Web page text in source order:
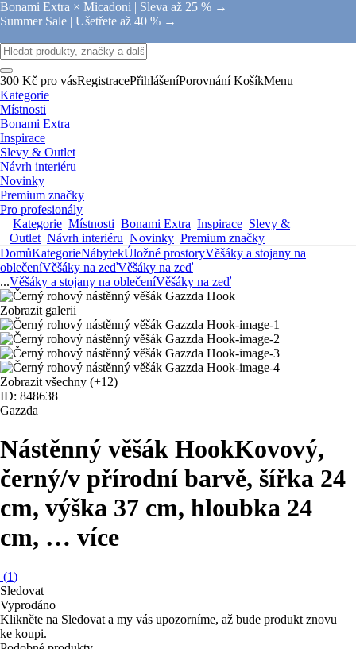
Bonami Extra × Micadoni | Sleva až 25 % →
Summer Sale | Ušetřete až 40 % →
300 Kč pro vásRegistracePřihlášeníPorovnání KošíkMenu
Kategorie
Místnosti
Bonami Extra
Inspirace
Slevy & Outlet
Návrh interiéru
Novinky
Premium značky
Pro profesionály
Kategorie Místnosti Bonami Extra Inspirace Slevy &
Outlet Návrh interiéru Novinky Premium značky
DomůKategorieNábytekÚložné prostoryVěšáky a stojany na
oblečeníVěšáky na zeďVěšáky na zeď
...Věšáky a stojany na oblečeníVěšáky na zeď
Zobrazit galerii
Zobrazit všechny (+12)
ID: 848638
Gazzda
Nástěnný věšák HookKovový,
černý/v přírodní barvě, šířka 24
cm, výška 37 cm, hloubka 24
cm, … více
(1)
Sledovat
Vyprodáno
Klikněte na Sledovat a my vás upozorníme, až bude produkt znovu
ke koupi.